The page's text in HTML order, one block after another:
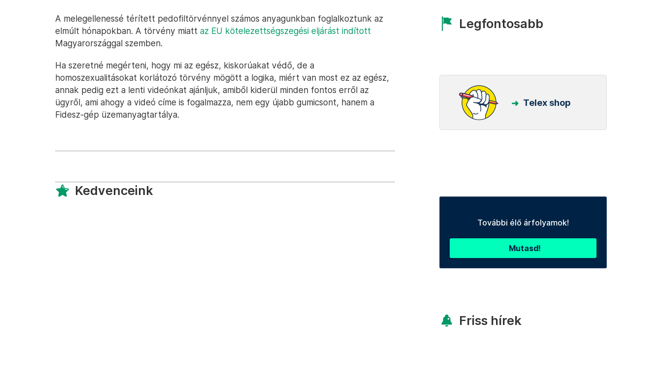
A melegellenessé térített pedofiltörvénnyel számos anyagunkban foglalkoztunk az
elmúlt hónapokban. A törvény miatt az EU kötelezettségszegési eljárást indított
Magyarországgal szemben.
Ha szeretné megérteni, hogy mi az egész, kiskorúakat védő, de a
homoszexualitásokat korlátozó törvény mögött a logika, miért van most ez az egész,
annak pedig ezt a lenti videónkat ajánljuk, amiből kiderül minden fontos erről az
ügyről, ami ahogy a videó címe is fogalmazza, nem egy újabb gumicsont, hanem a
Fidesz-gép üzemanyagtartálya.
Kedvenceink
Legfontosabb
Telex shop
További élő árfolyamok!
Mutasd!
Friss hírek